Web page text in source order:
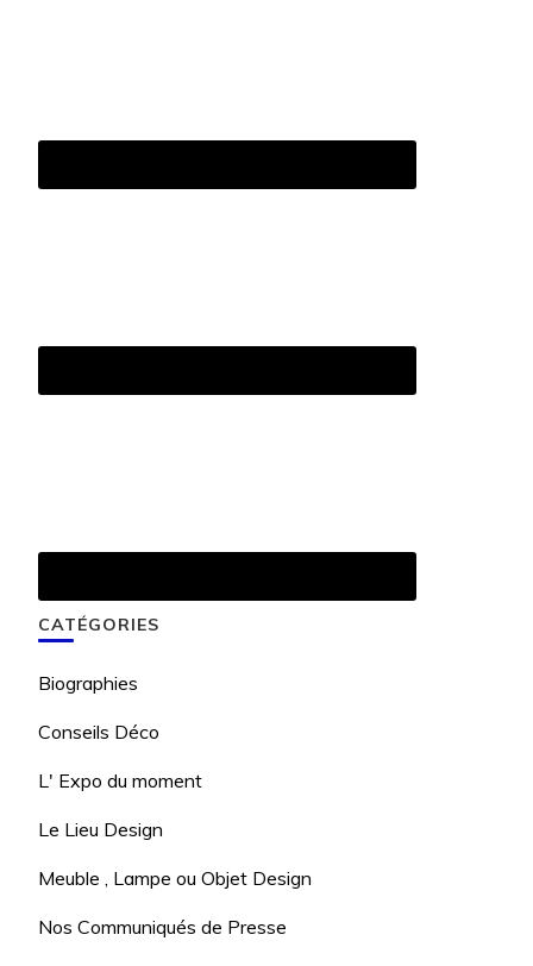
CATÉGORIES
Biographies
Conseils Déco
L' Expo du moment
Le Lieu Design
Meuble , Lampe ou Objet Design
Nos Communiqués de Presse